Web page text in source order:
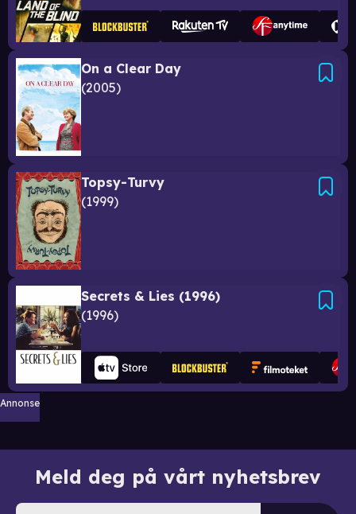
On a Clear Day
2005
Topsy-Turvy
1999
Secrets & Lies (1996)
1996
Annonse
Meld deg på vårt nyhetsbrev